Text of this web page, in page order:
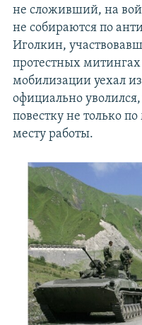
не сложивший, на
не собираются по
Иголкин,
протестных
мобилизации уехал
официально
повестку не только
месту работы.